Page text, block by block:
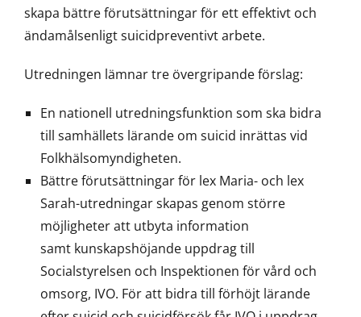
skapa bättre förutsättningar för ett effektivt och
ändamålsenligt suicidpreventivt arbete.
Utredningen lämnar tre övergripande förslag:
En nationell utredningsfunktion som ska bidra
till samhällets lärande om suicid inrättas vid
Folkhälsomyndigheten.
Bättre förutsättningar för lex Maria- och lex
Sarah-utredningar skapas genom större
möjligheter att utbyta information
samt kunskapshöjande uppdrag till
Socialstyrelsen och Inspektionen för vård och
omsorg, IVO. För att bidra till förhöjt lärande